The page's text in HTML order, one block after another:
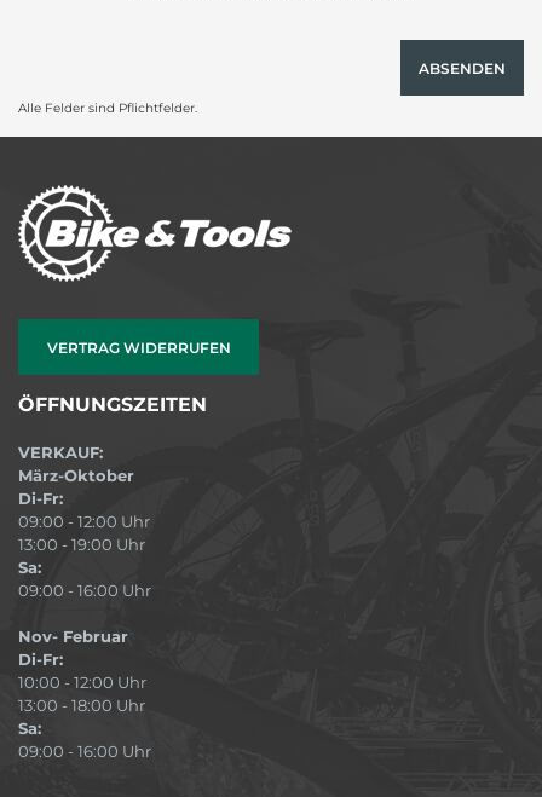
ABSENDEN
Alle Felder sind Pflichtfelder.
VERTRAG WIDERRUFEN
ÖFFNUNGSZEITEN
VERKAUF:
März-Oktober
Di-Fr:
09:00 - 12:00 Uhr
13:00 - 19:00 Uhr
Sa:
09:00 - 16:00 Uhr
Nov- Februar
Di-Fr:
10:00 - 12:00 Uhr
13:00 - 18:00 Uhr
Sa:
09:00 - 16:00 Uhr